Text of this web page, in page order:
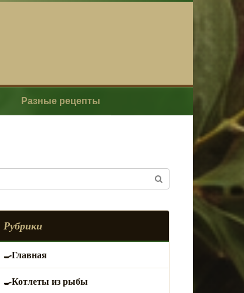
Разные рецепты
Рубрики
Главная
Котлеты из рыбы